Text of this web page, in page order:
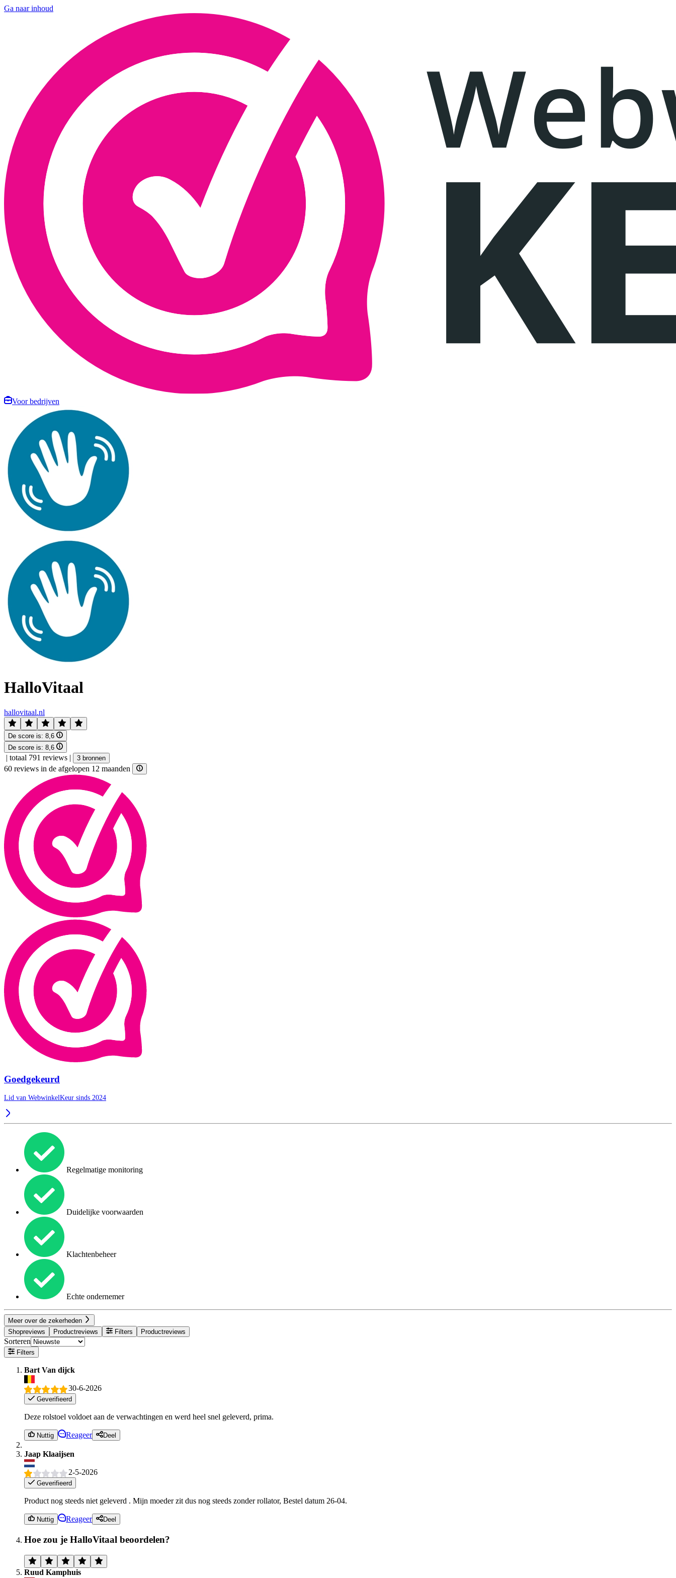
Ga naar inhoud
Voor bedrijven
HalloVitaal
hallovitaal.nl
De score is: 8,6
De score is: 8,6
| totaal 791 reviews | 3 bronnen
60 reviews in de afgelopen 12 maanden
Goedgekeurd
Lid van WebwinkelKeur sinds 2024
Regelmatige monitoring
Duidelijke voorwaarden
Klachtenbeheer
Echte ondernemer
Meer over de zekerheden
Shopreviews
Productreviews Filters Productreviews
Sorteren
Filters
Bart Van dijck
30-6-2026
Geverifieerd
Deze rolstoel voldoet aan de verwachtingen en werd heel snel geleverd, prima.
Nuttig Reageer Deel
Jaap Klaaijsen
2-5-2026
Geverifieerd
Product nog steeds niet geleverd . Mijn moeder zit dus nog steeds zonder rollator, Bestel datum 26-04.
Nuttig Reageer Deel
Hoe zou je HalloVitaal beoordelen?
Ruud Kamphuis